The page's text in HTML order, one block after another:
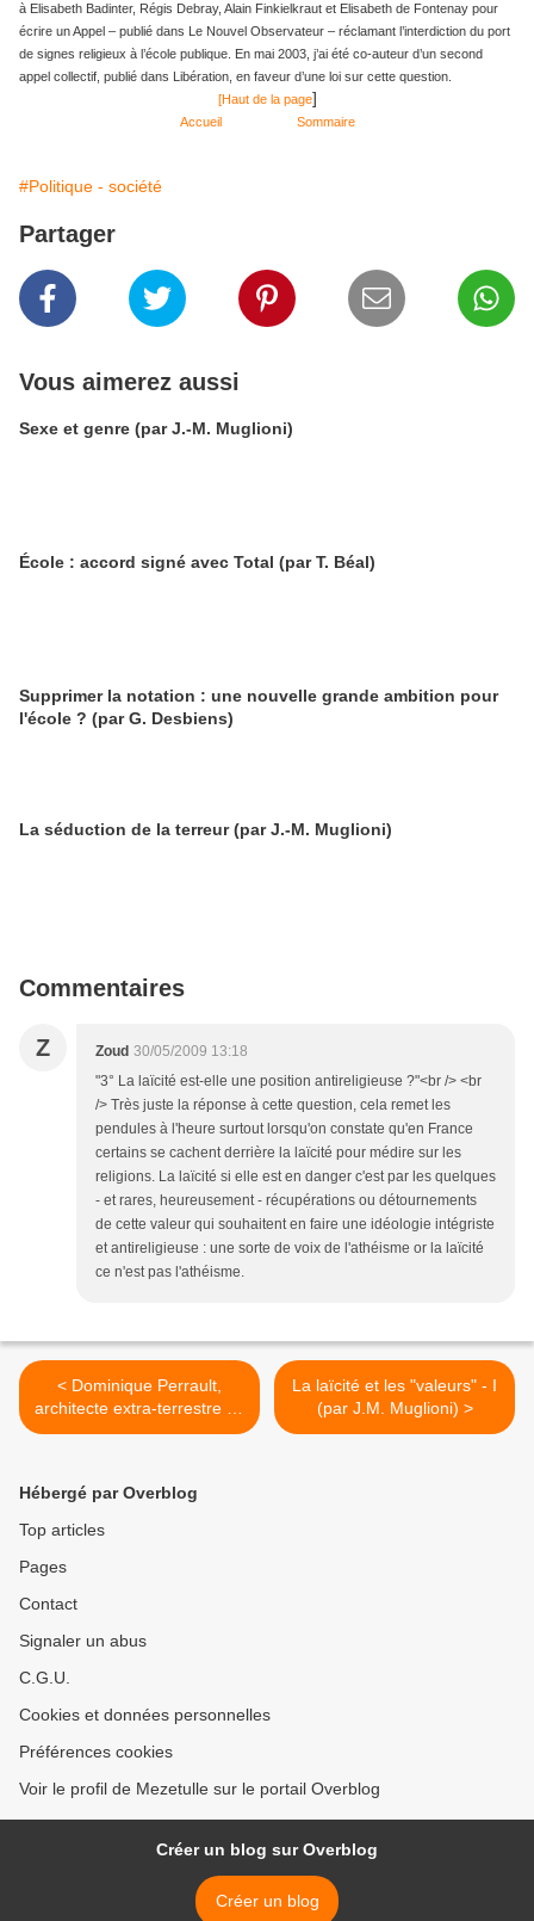
à Elisabeth Badinter, Régis Debray, Alain Finkielkraut et Elisabeth de Fontenay pour
écrire un Appel – publié dans Le Nouvel Observateur – réclamant l’interdiction du port
de signes religieux à l’école publique. En mai 2003, j’ai été co-auteur d’un second
appel collectif, publié dans Libération, en faveur d’une loi sur cette question.
[Haut de la page]
Accueil Sommaire
#Politique - société
Partager
Vous aimerez aussi
Sexe et genre (par J.-M. Muglioni)
École : accord signé avec Total (par T. Béal)
Supprimer la notation : une nouvelle grande ambition pour
l'école ? (par G. Desbiens)
La séduction de la terreur (par J.-M. Muglioni)
Commentaires
Z Zoud 30/05/2009 13:18
"3° La laïcité est-elle une position antireligieuse ?"<br /> <br
/> Très juste la réponse à cette question, cela remet les
pendules à l'heure surtout lorsqu'on constate qu'en France
certains se cachent derrière la laïcité pour médire sur les
religions. La laïcité si elle est en danger c'est par les quelques
- et rares, heureusement - récupérations ou détournements
de cette valeur qui souhaitent en faire une idéologie intégriste
et antireligieuse : une sorte de voix de l'athéisme or la laïcité
ce n'est pas l'athéisme.
< Dominique Perrault,
architecte extra-terrestre de
la BnF
La laïcité et les "valeurs" - I
(par J.M. Muglioni) >
Hébergé par Overblog
Top articles
Pages
Contact
Signaler un abus
C.G.U.
Cookies et données personnelles
Préférences cookies
Voir le profil de Mezetulle sur le portail Overblog
Créer un blog sur Overblog
Créer un blog